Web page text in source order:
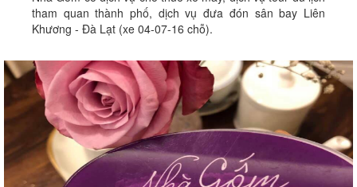
tham quan thành phố, dịch vụ đưa đón sân bay Liên
Khương - Đà Lạt (xe 04-07-16 chỗ).